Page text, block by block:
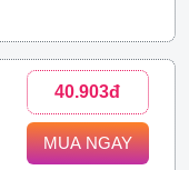
40.903đ
MUA NGAY